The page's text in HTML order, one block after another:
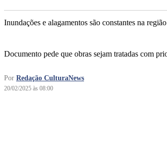
Inundações e alagamentos são constantes na
Documento pede que obras sejam tratadas com
Por Redação CulturaNews
20/02/2025 às 08:00